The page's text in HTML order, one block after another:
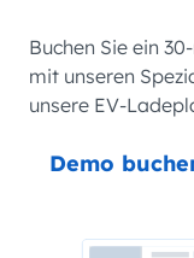
Buchen Sie ein
mit unseren
unsere EV-
Demo